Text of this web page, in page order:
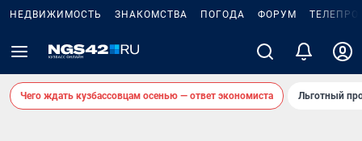
НЕДВИЖИМОСТЬ ЗНАКОМСТВА ПОГОДА ФОРУМ
Чего ждать кузбассовцам осенью — ответ экономиста Льготный